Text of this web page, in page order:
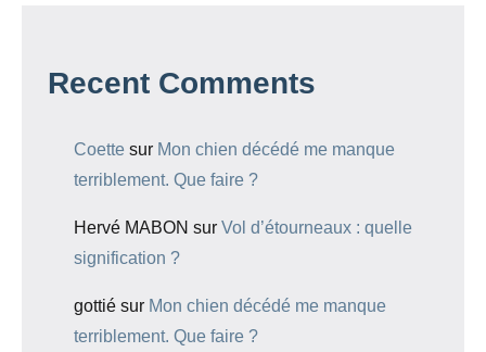
Recent Comments
Coette sur Mon chien décédé me manque
terriblement. Que faire ?
Hervé MABON sur Vol d’étourneaux : quelle
signification ?
gottié sur Mon chien décédé me manque
terriblement. Que faire ?